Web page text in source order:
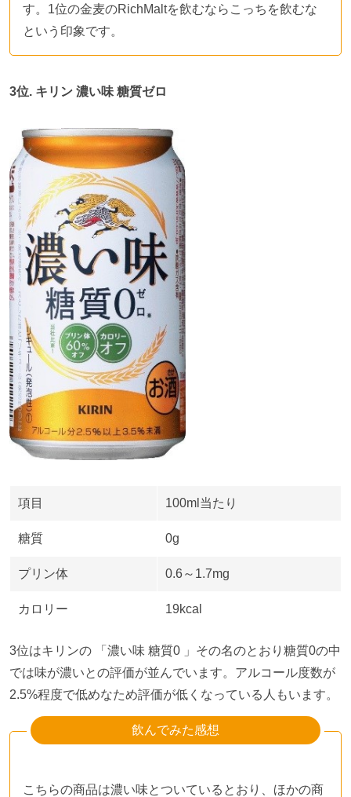
す。1位の金麦のRichMaltを飲むならこっちを飲むな
という印象です。
3位. キリン 濃い味 糖質ゼロ
項目 100ml当たり
糖質 0g
プリン体 0.6～ 1.7mg
カロリー 19kcal
3位はキリンの 「濃い味 糖質0 」その名のとおり糖質0の中
では味が濃いとの評価が並んでいます。アルコール度数が
2.5%程度で低めなため評価が低くなっている人もいます。
飲んでみた感想
こちらの商品は濃い味とついているとおり、ほかの商